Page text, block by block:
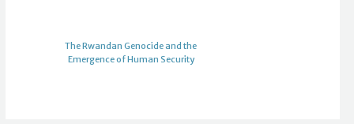
The Rwandan Genocide and the
Emergence of Human Security